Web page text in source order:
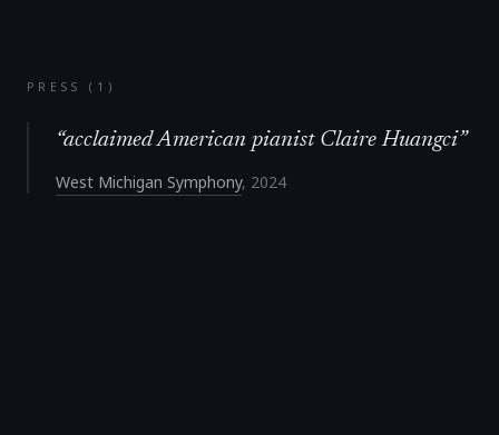
PRESS ( 1 )
“acclaimed American pianist Claire Huangci”
West Michigan Symphony, 2024